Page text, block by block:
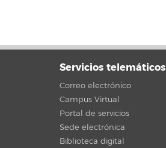
Servicios telemáticos
Correo electrónico
Campus Virtual
Portal de servicios
Sede electrónica
Biblioteca digital